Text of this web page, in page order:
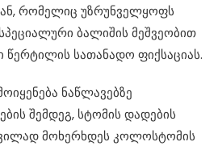
რომელიც უზრუნველყოფს
ბალიშის მეშვეობით
წერტილის სათანადო ფიქსაციას.
ნაწლავებზე
შემდეგ, სტომის დადების
მოხერხდეს კოლოსტომის